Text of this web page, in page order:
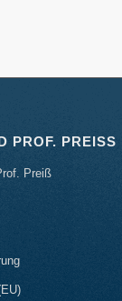
PROF. PREISS
Preiß